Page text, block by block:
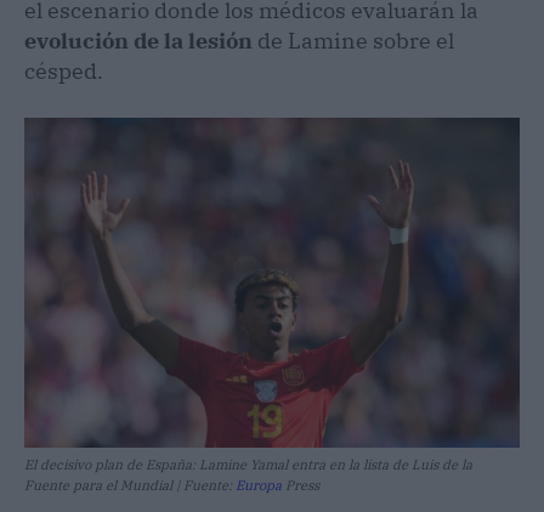
el escenario donde los médicos evaluarán la
evolución de la lesión de Lamine sobre el
césped.
El decisivo plan de España: Lamine Yamal entra en la lista de Luis de la
Fuente para el Mundial | Fuente: Europa Press